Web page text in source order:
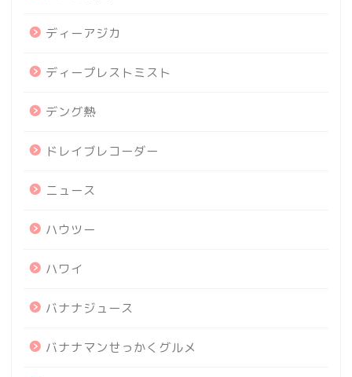
ディーアジカ
ディープレストミスト
デング熱
ドレイブレコーダー
ニュース
ハウツー
ハワイ
バナナジュース
バナナマンせっかくグルメ